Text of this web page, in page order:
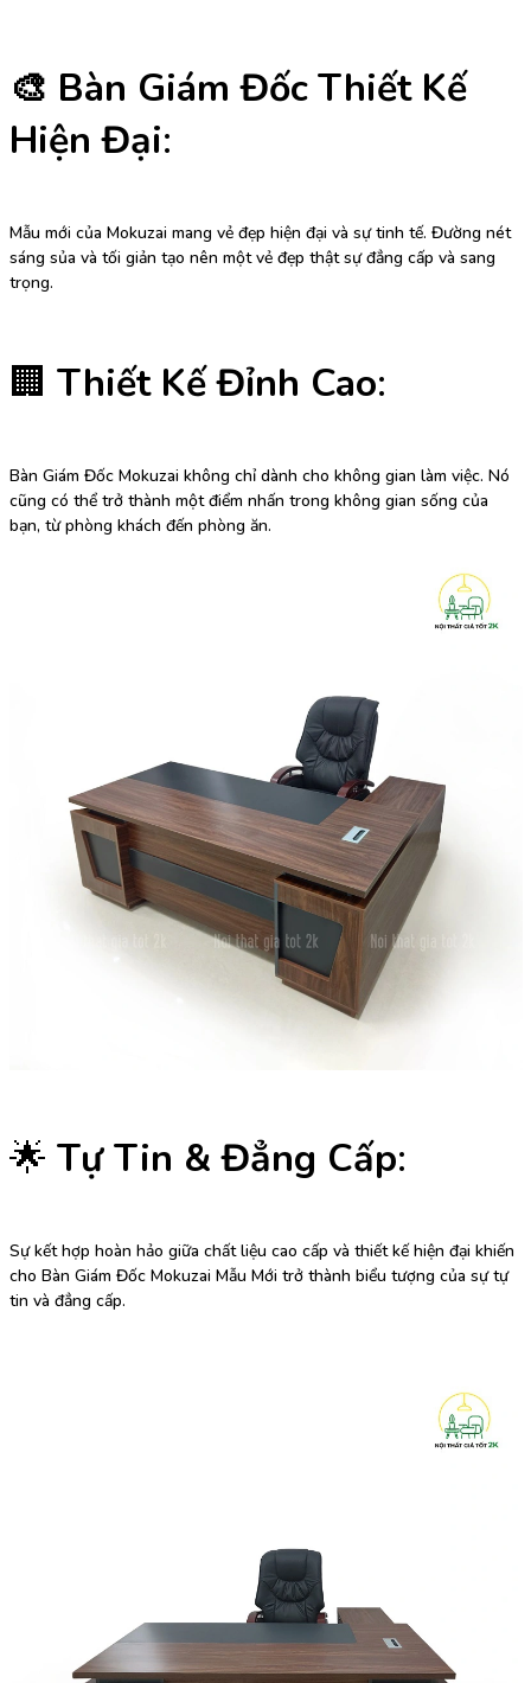
🎨 Bàn Giám ĐốcThiết Kế
Hiện Đại:
Mẫu mới của Mokuzai mang vẻ đẹp hiện đại và sự tinh tế. Đường nét
sáng sủa và tối giản tạo nên một vẻ đẹp thật sự đẳng cấp và sang
trọng.
🏢 Thiết Kế Đỉnh Cao:
Bàn Giám Đốc Mokuzai không chỉ dành cho không gian làm việc. Nó
cũng có thể trở thành một điểm nhấn trong không gian sống của
bạn, từ phòng khách đến phòng ăn.
🌟 Tự Tin & Đẳng Cấp:
Sự kết hợp hoàn hảo giữa chất liệu cao cấp và thiết kế hiện đại khiến
cho Bàn Giám Đốc Mokuzai Mẫu Mới trở thành biểu tượng của sự tự
tin và đẳng cấp.